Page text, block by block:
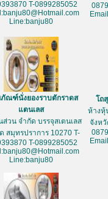
T-0899285052
Line:banju80
ภัณฑ์นั่งยองราบตักราดส
แตนเลส
วน จำกัด บรรจุสเตนเลส
สมุทรปราการ 10270 T-
T-0899285052
Line:banju80
โถ
ห้างหุ้
จังห